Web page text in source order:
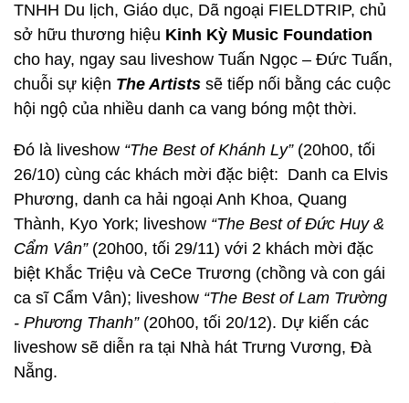
TNHH Du lịch, Giáo dục, Dã ngoại FIELDTRIP, chủ
sở hữu thương hiệu Kinh Kỳ Music Foundation
cho hay, ngay sau liveshow Tuấn Ngọc – Đức Tuấn,
chuỗi sự kiện The Artists sẽ tiếp nối bằng các cuộc
hội ngộ của nhiều danh ca vang bóng một thời.
Đó là liveshow “The Best of Khánh Ly”(20h00, tối
26/10) cùng các khách mời đặc biệt: Danh ca Elvis
Phương, danh ca hải ngoại Anh Khoa, Quang
Thành, Kyo York; liveshow “The Best of Đức Huy &
Cẩm Vân”(20h00, tối 29/11) với 2 khách mời đặc
biệt Khắc Triệu và CeCe Trương (chồng và con gái
ca sĩ Cẩm Vân); liveshow “The Best of Lam Trường
- Phương Thanh”(20h00, tối 20/12). Dự kiến các
liveshow sẽ diễn ra tại Nhà hát Trưng Vương, Đà
Nẵng.